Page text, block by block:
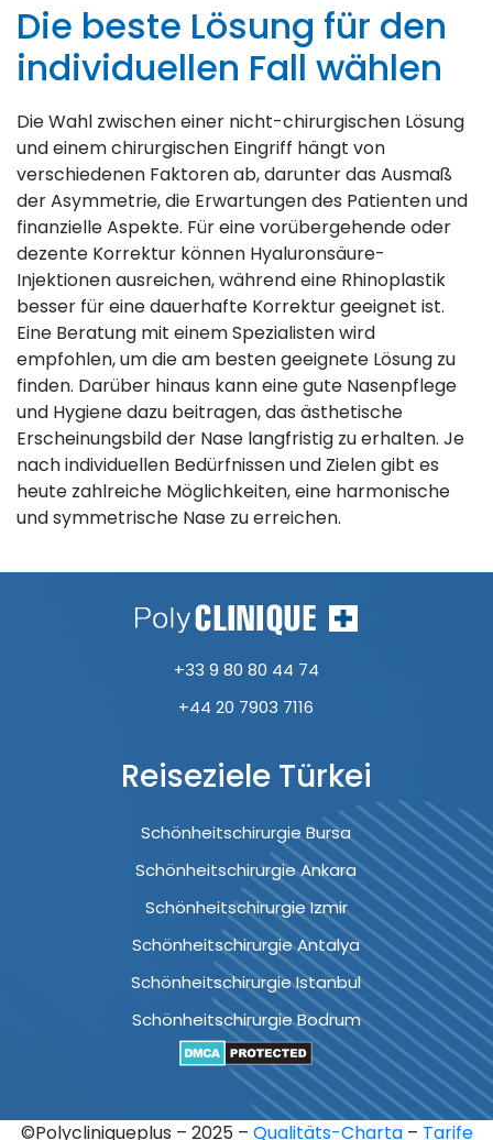
Die beste Lösung für den
individuellen Fall wählen
Die Wahl zwischen einer nicht-chirurgischen Lösung
und einem chirurgischen Eingriff hängt von
verschiedenen Faktoren ab, darunter das Ausmaß
der Asymmetrie, die Erwartungen des Patienten und
finanzielle Aspekte. Für eine vorübergehende oder
dezente Korrektur können Hyaluronsäure-
Injektionen ausreichen, während eine Rhinoplastik
besser für eine dauerhafte Korrektur geeignet ist.
Eine Beratung mit einem Spezialisten wird
empfohlen, um die am besten geeignete Lösung zu
finden. Darüber hinaus kann eine gute Nasenpflege
und Hygiene dazu beitragen, das ästhetische
Erscheinungsbild der Nase langfristig zu erhalten. Je
nach individuellen Bedürfnissen und Zielen gibt es
heute zahlreiche Möglichkeiten, eine harmonische
und symmetrische Nase zu erreichen.
+33 9 80 80 44 74
+44 20 7903 7116
Reiseziele Türkei
Schönheitschirurgie Bursa
Schönheitschirurgie Ankara
Schönheitschirurgie Izmir
Schönheitschirurgie Antalya
Schönheitschirurgie Istanbul
Schönheitschirurgie Bodrum
©Polycliniqueplus – 2025 – Qualitäts-Charta – Tarife